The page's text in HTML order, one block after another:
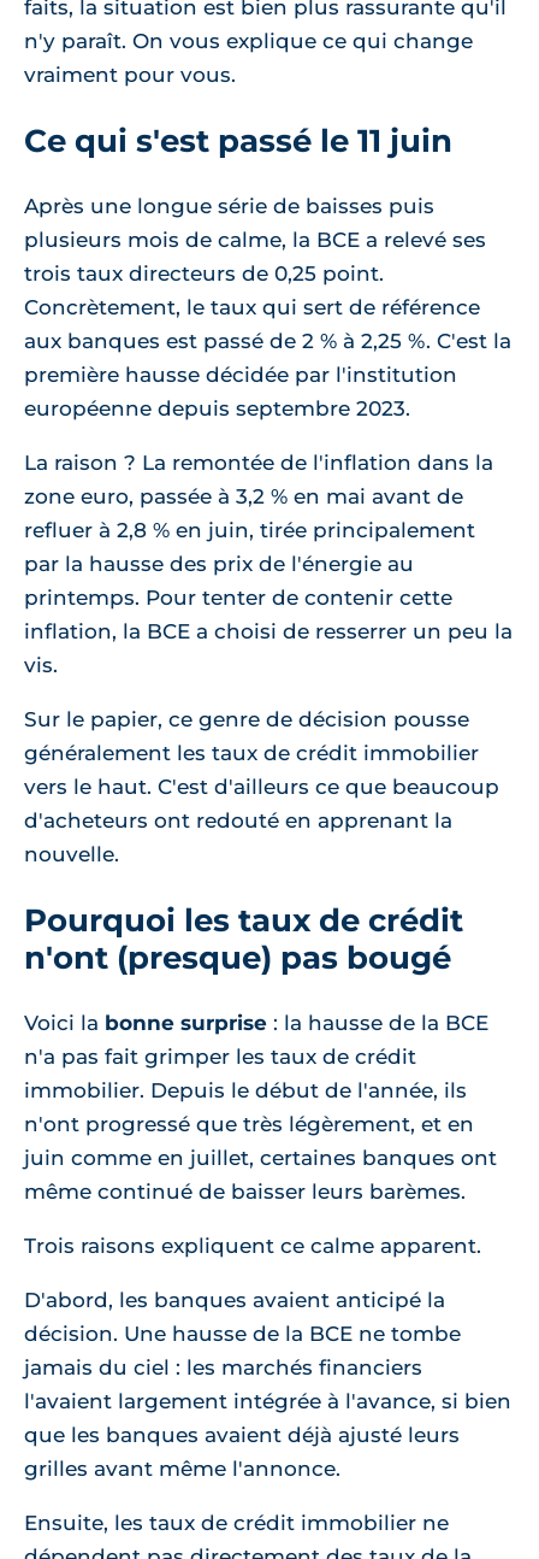
faits, la situation est bien plus rassurante qu'il
n'y paraît. On vous explique ce qui change
vraiment pour vous.
Ce qui s'est passé le 11 juin
Après une longue série de baisses puis
plusieurs mois de calme, la BCE a relevé ses
trois taux directeurs de 0,25 point.
Concrètement, le taux qui sert de référence
aux banques est passé de 2 % à 2,25 %. C'est la
première hausse décidée par l'institution
européenne depuis septembre 2023.
La raison ? La remontée de l'inflation dans la
zone euro, passée à 3,2 % en mai avant de
refluer à 2,8 % en juin, tirée principalement
par la hausse des prix de l'énergie au
printemps. Pour tenter de contenir cette
inflation, la BCE a choisi de resserrer un peu la
vis.
Sur le papier, ce genre de décision pousse
généralement les taux de crédit immobilier
vers le haut. C'est d'ailleurs ce que beaucoup
d'acheteurs ont redouté en apprenant la
nouvelle.
Pourquoi les taux de crédit
n'ont (presque) pas bougé
Voici la bonne surprise : la hausse de la BCE
n'a pas fait grimper les taux de crédit
immobilier. Depuis le début de l'année, ils
n'ont progressé que très légèrement, et en
juin comme en juillet, certaines banques ont
même continué de baisser leurs barèmes.
Trois raisons expliquent ce calme apparent.
D'abord, les banques avaient anticipé la
décision. Une hausse de la BCE ne tombe
jamais du ciel : les marchés financiers
l'avaient largement intégrée à l'avance, si bien
que les banques avaient déjà ajusté leurs
grilles avant même l'annonce.
Ensuite, les taux de crédit immobilier ne